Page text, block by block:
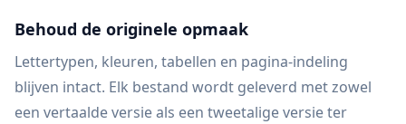
Behoud de originele opmaak
Lettertypen, kleuren, tabellen en pagina-indeling
blijven intact. Elk bestand wordt geleverd met zowel
een vertaalde versie als een tweetalige versie ter